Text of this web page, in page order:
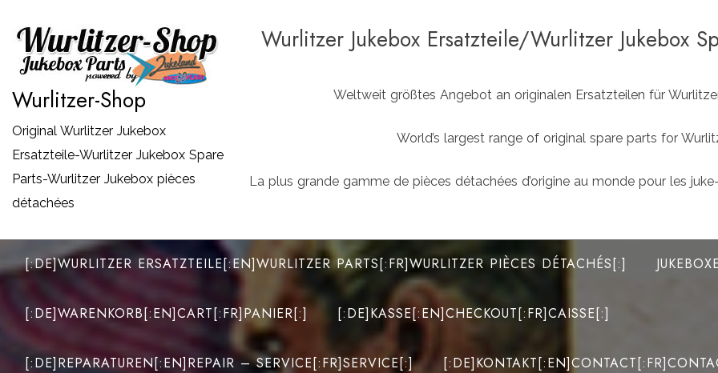
Inhalt
springen
Wurlitzer-Shop
Original Wurlitzer Jukebox
Ersatzteile-Wurlitzer Jukebox Spare
Parts-Wurlitzer Jukebox pièces
détachées
Wurlitzer Jukebox Ersatzteile/Wurlitzer Jukebox
Weltweit größtes Angebot an originalen Ersatzteilen für
World’s largest range of original spare parts for
La plus grande gamme de pièces détachées d’origine au monde pour les
[:DE]WURLITZER ERSATZTEILE[:EN]WURLITZER PARTS[:FR]WURLITZER PIÈCES DÉTACHÉS[:]
[:DE]WARENKORB[:EN]CART[:FR]PANIER[:] [:DE]KASSE[:EN]CHECKOUT[:FR]CAISSE[:]
[:DE]REPARATUREN[:EN]REPAIR – SERVICE[:FR]SERVICE[:]